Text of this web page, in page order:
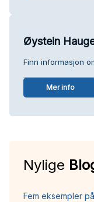
Øystein
Finn informasjon
Mer info
Nylige
Fem eksempler